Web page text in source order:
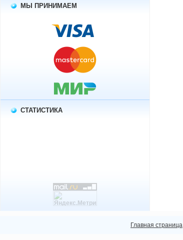
МЫ ПРИНИМАЕМ
СТАТИСТИКА
Главная страница